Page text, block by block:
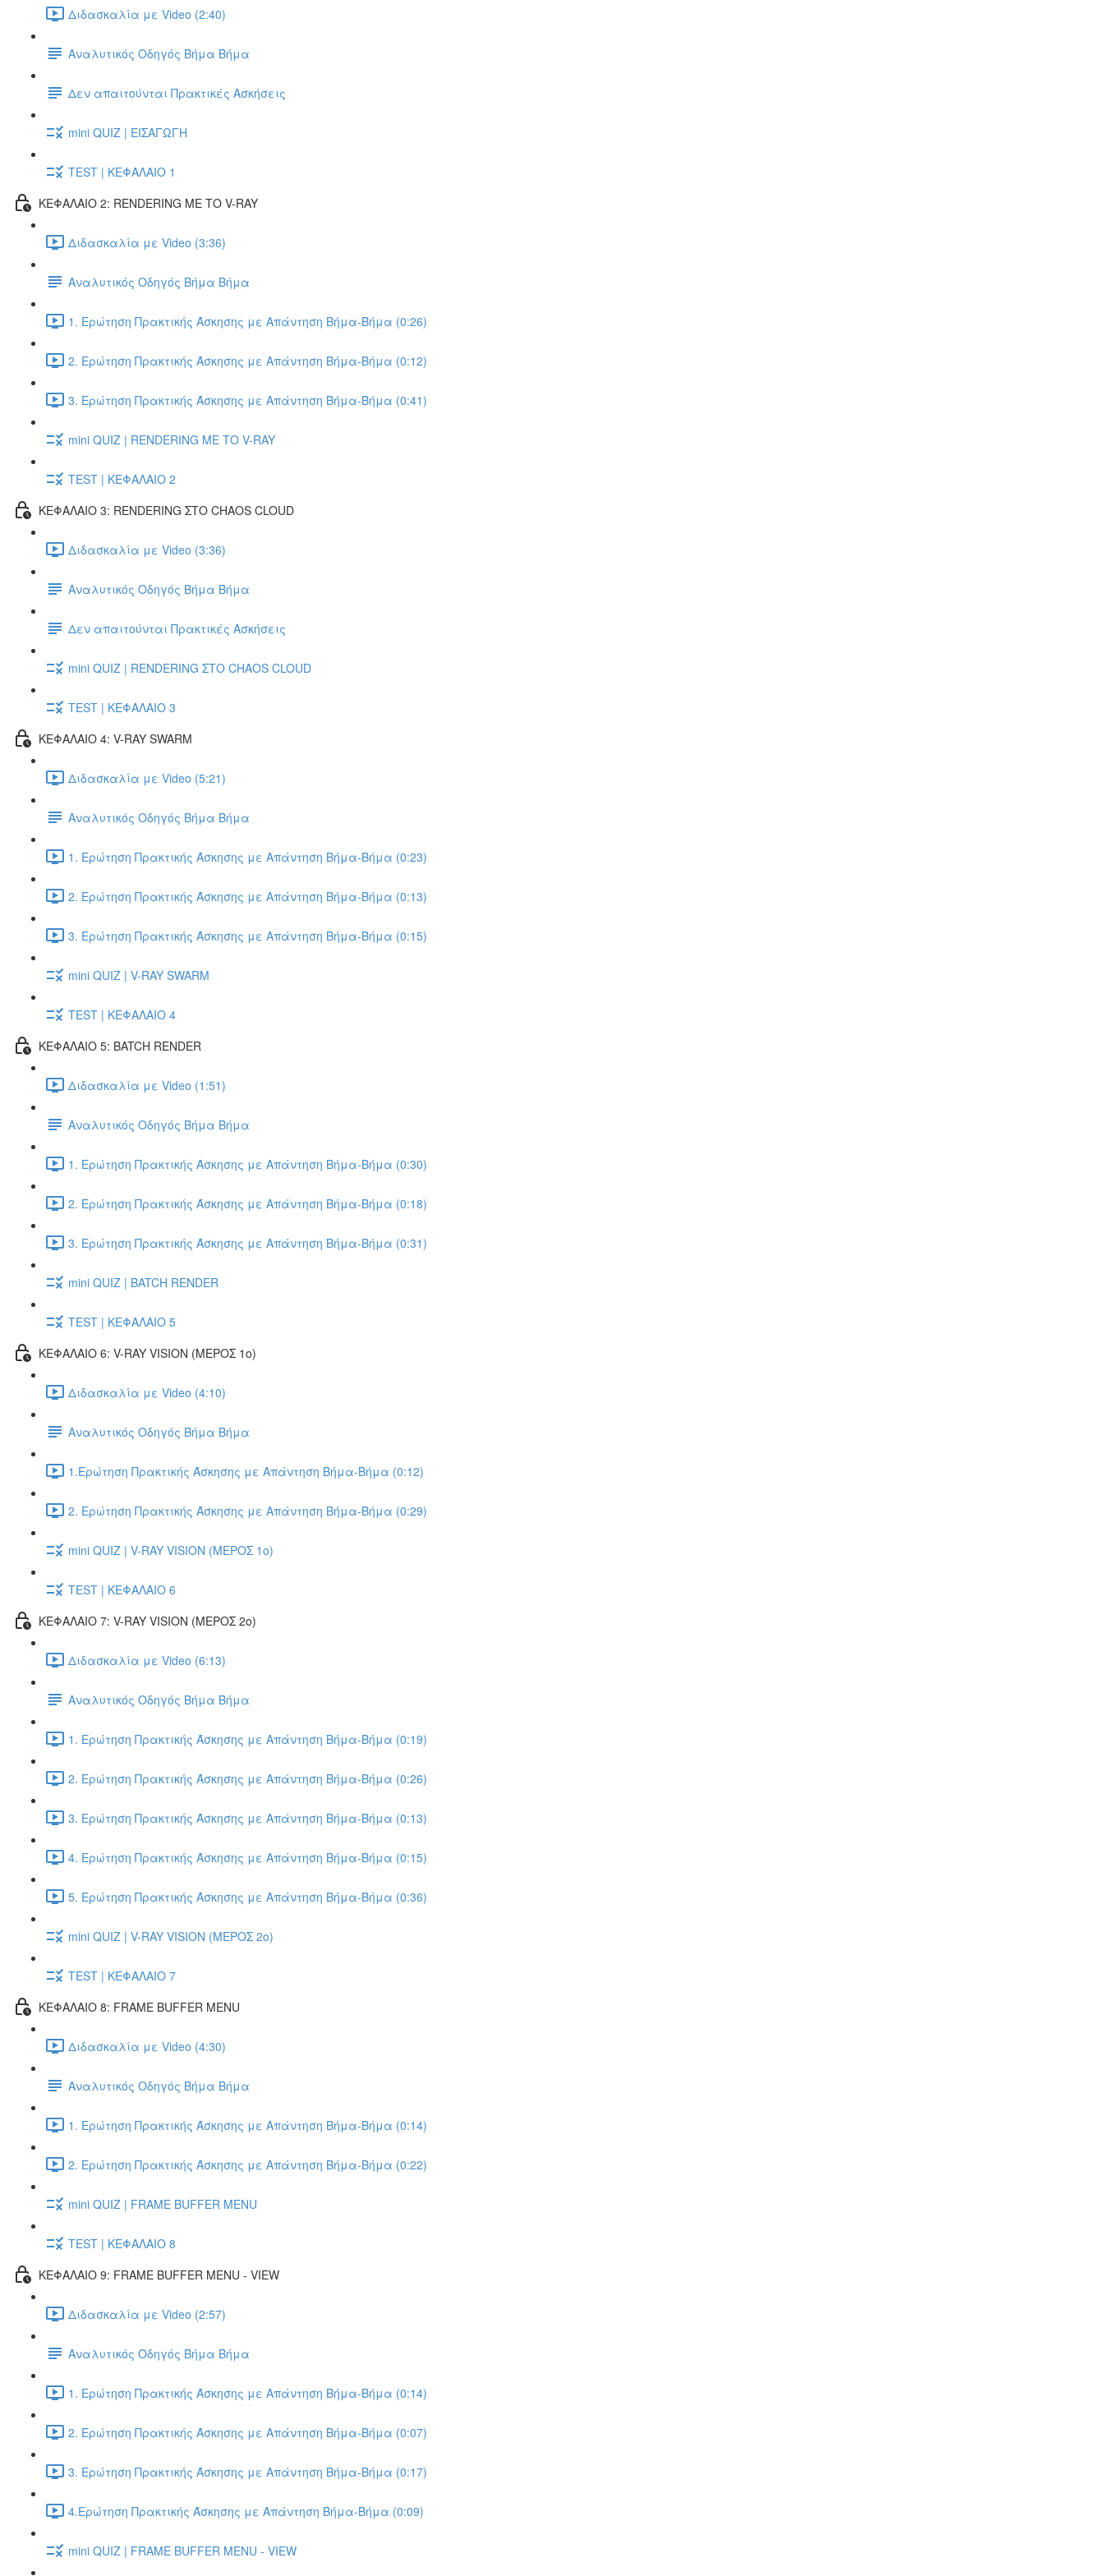
Διδασκαλία με Video (2:40)
Αναλυτικός Οδηγός Βήμα Βήμα
Δεν απαιτούνται Πρακτικές Ασκήσεις
mini QUIZ | ΕΙΣΑΓΩΓΗ
TEST | ΚΕΦΑΛΑΙΟ 1
ΚΕΦΑΛΑΙΟ 2: RENDERING ΜΕ ΤΟ V-RAY
Διδασκαλία με Video (3:36)
Αναλυτικός Οδηγός Βήμα Βήμα
1. Ερώτηση Πρακτικής Άσκησης με Απάντηση Βήμα-Βήμα (0:26)
2. Ερώτηση Πρακτικής Άσκησης με Απάντηση Βήμα-Βήμα (0:12)
3. Ερώτηση Πρακτικής Άσκησης με Απάντηση Βήμα-Βήμα (0:41)
mini QUIZ | RENDERING ΜΕ ΤΟ V-RAY
TEST | ΚΕΦΑΛΑΙΟ 2
ΚΕΦΑΛΑΙΟ 3: RENDERING ΣΤΟ CHAOS CLOUD
Διδασκαλία με Video (3:36)
Αναλυτικός Οδηγός Βήμα Βήμα
Δεν απαιτούνται Πρακτικές Ασκήσεις
mini QUIZ | RENDERING ΣΤΟ CHAOS CLOUD
TEST | ΚΕΦΑΛΑΙΟ 3
ΚΕΦΑΛΑΙΟ 4: V-RAY SWARM
Διδασκαλία με Video (5:21)
Αναλυτικός Οδηγός Βήμα Βήμα
1. Ερώτηση Πρακτικής Άσκησης με Απάντηση Βήμα-Βήμα (0:23)
2. Ερώτηση Πρακτικής Άσκησης με Απάντηση Βήμα-Βήμα (0:13)
3. Ερώτηση Πρακτικής Άσκησης με Απάντηση Βήμα-Βήμα (0:15)
mini QUIZ | V-RAY SWARM
TEST | ΚΕΦΑΛΑΙΟ 4
ΚΕΦΑΛΑΙΟ 5: BATCH RENDER
Διδασκαλία με Video (1:51)
Αναλυτικός Οδηγός Βήμα Βήμα
1. Ερώτηση Πρακτικής Άσκησης με Απάντηση Βήμα-Βήμα (0:30)
2. Ερώτηση Πρακτικής Άσκησης με Απάντηση Βήμα-Βήμα (0:18)
3. Ερώτηση Πρακτικής Άσκησης με Απάντηση Βήμα-Βήμα (0:31)
mini QUIZ | BATCH RENDER
TEST | ΚΕΦΑΛΑΙΟ 5
ΚΕΦΑΛΑΙΟ 6: V-RAY VISION (ΜΕΡΟΣ 1ο)
Διδασκαλία με Video (4:10)
Αναλυτικός Οδηγός Βήμα Βήμα
1.Ερώτηση Πρακτικής Άσκησης με Απάντηση Βήμα-Βήμα (0:12)
2. Ερώτηση Πρακτικής Άσκησης με Απάντηση Βήμα-Βήμα (0:29)
mini QUIZ | V-RAY VISION (ΜΕΡΟΣ 1ο)
TEST | ΚΕΦΑΛΑΙΟ 6
ΚΕΦΑΛΑΙΟ 7: V-RAY VISION (ΜΕΡΟΣ 2ο)
Διδασκαλία με Video (6:13)
Αναλυτικός Οδηγός Βήμα Βήμα
1. Ερώτηση Πρακτικής Άσκησης με Απάντηση Βήμα-Βήμα (0:19)
2. Ερώτηση Πρακτικής Άσκησης με Απάντηση Βήμα-Βήμα (0:26)
3. Ερώτηση Πρακτικής Άσκησης με Απάντηση Βήμα-Βήμα (0:13)
4. Ερώτηση Πρακτικής Άσκησης με Απάντηση Βήμα-Βήμα (0:15)
5. Ερώτηση Πρακτικής Άσκησης με Απάντηση Βήμα-Βήμα (0:36)
mini QUIZ | V-RAY VISION (ΜΕΡΟΣ 2ο)
TEST | ΚΕΦΑΛΑΙΟ 7
ΚΕΦΑΛΑΙΟ 8: FRAME BUFFER MENU
Διδασκαλία με Video (4:30)
Αναλυτικός Οδηγός Βήμα Βήμα
1. Ερώτηση Πρακτικής Άσκησης με Απάντηση Βήμα-Βήμα (0:14)
2. Ερώτηση Πρακτικής Άσκησης με Απάντηση Βήμα-Βήμα (0:22)
mini QUIZ | FRAME BUFFER MENU
TEST | ΚΕΦΑΛΑΙΟ 8
ΚΕΦΑΛΑΙΟ 9: FRAME BUFFER MENU - VIEW
Διδασκαλία με Video (2:57)
Αναλυτικός Οδηγός Βήμα Βήμα
1. Ερώτηση Πρακτικής Άσκησης με Απάντηση Βήμα-Βήμα (0:14)
2. Ερώτηση Πρακτικής Άσκησης με Απάντηση Βήμα-Βήμα (0:07)
3. Ερώτηση Πρακτικής Άσκησης με Απάντηση Βήμα-Βήμα (0:17)
4.Ερώτηση Πρακτικής Άσκησης με Απάντηση Βήμα-Βήμα (0:09)
mini QUIZ | FRAME BUFFER MENU - VIEW